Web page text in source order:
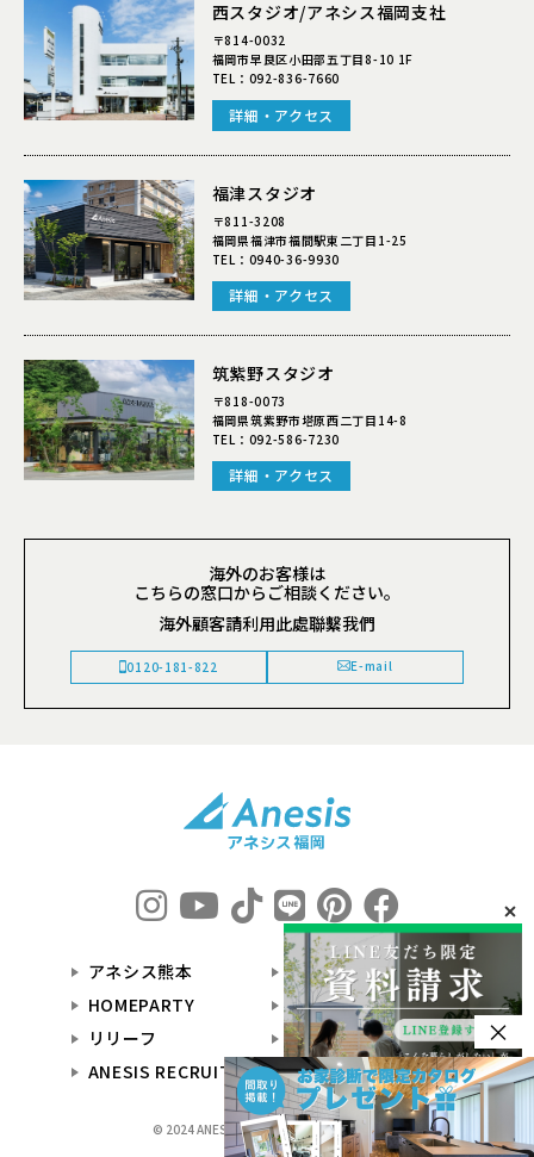
西スタジオ/アネシス福岡支社
〒814-0032
福岡市早良区小田部五丁目8-10 1F
TEL： 092-836-7660
詳細・アクセス
福津スタジオ
〒811-3208
福岡県福津市福間駅東二丁目1-25
TEL： 0940-36-9930
詳細・アクセス
筑紫野スタジオ
〒818-0073
福岡県筑紫野市塔原西二丁目14-8
TEL： 092-586-7230
詳細・アクセス
海外のお客様は
こちらの窓口からご相談ください。
海外顧客請利用此處聯繫我們
0120-181-822 E-mail
アネシス熊本
アーキハウス
HOMEPARTY
HOTOLI
リリーフ
オーナー様専用サイト
ANESIS RECRUIT
© 2024 ANESIS福岡 All Rights Reserved.
×